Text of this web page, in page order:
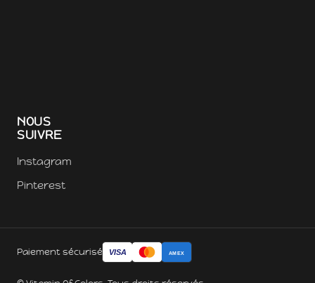
NOUS
SUIVRE
Instagram
Pinterest
Paiement sécurisé VISA AMEX